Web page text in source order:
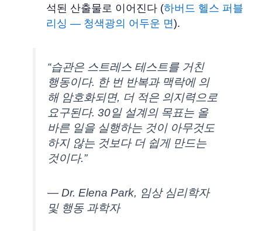
석된 산출물로 이어진다 (하버드 헬스 퍼블
리싱 — 청색광의 어두운 면).
“습관은 스트레스 테스트를 거친
행동이다. 한 번 반복과 맥락에 의
해 암호화되면, 더 적은 의지력으로
요구된다. 30일 설계의 목표는 올
바른 일을 실행하는 것이 아무것도
하지 않는 것보다 더 쉽게 만드는
것이다.”
— Dr. Elena Park, 임상 심리학자
및 행동 과학자